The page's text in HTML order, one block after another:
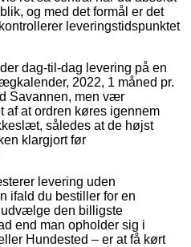
og med det formål er det
leveringstidspunktet
dag-til-dag levering på en
2022, 1 måned pr.
Savannen, men vær
af at ordren køres igennem
således at de højst
klargjort før
levering uden
ifald du bestiller for en
udvælge den billigste
end man opholder sig i
Hundested – er at få kørt